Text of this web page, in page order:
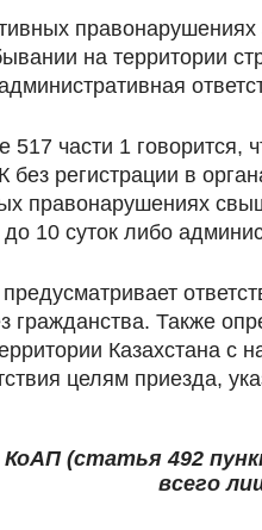
на территории
517 части 1
регистрации в
правонарушениях
10 суток либо
гражданства. Также
Казахстана с
целям приезда,
КоАП (статья 492
всего